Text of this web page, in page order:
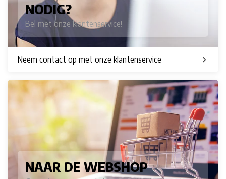
NODIG?
Bel met onze klantenservice!
Neem contact op met onze klantenservice
NAAR DE WEBSHOP